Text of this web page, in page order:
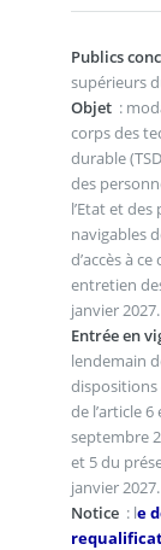
Publics
supérieurs
Objet :
corps des
durable
des
l’Etat et
navigables
d’accès à
entretien
janvier 2027.
Entrée en
lendemain
dispositions
de l’article
septembre
et 5 du
janvier 2027.
Notice : le